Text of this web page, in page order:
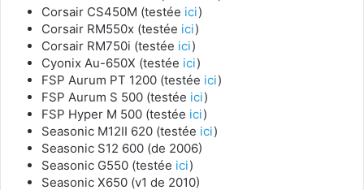
Corsair CS450M (testée ici)
Corsair RM550x (testée ici)
Corsair RM750i (testée ici)
Cyonix Au-650X (testée ici)
FSP Aurum PT 1200 (testée ici)
FSP Aurum S 500 (testée ici)
FSP Hyper M 500 (testée ici)
Seasonic M12II 620 (testée ici)
Seasonic S12 600 (de 2006)
Seasonic G550 (testée ici)
Seasonic X650 (v1 de 2010)